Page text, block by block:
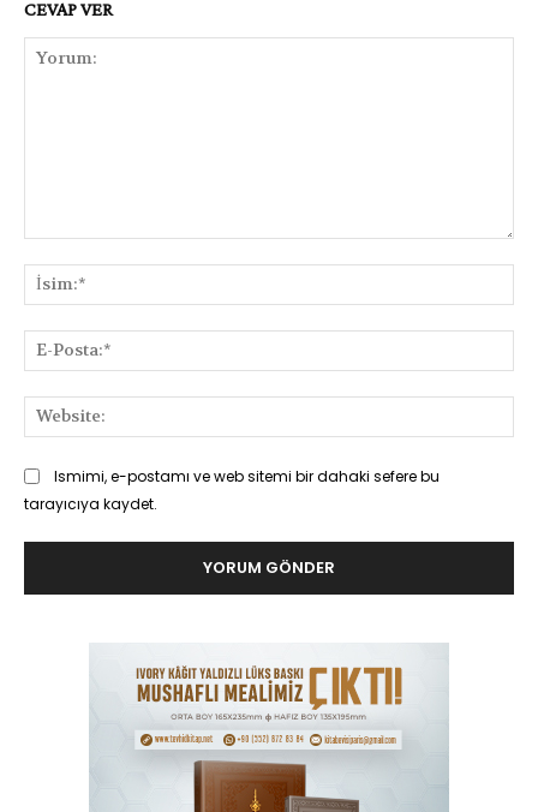
CEVAP VER
Ismimi, e-postamı ve web sitemi bir dahaki sefere bu
tarayıcıya kaydet.